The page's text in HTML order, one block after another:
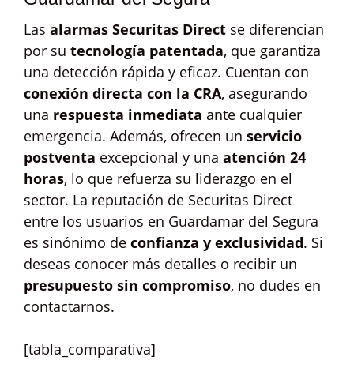
Las alarmas Securitas Direct se diferencian
por su tecnología patentada, que garantiza
una detección rápida y eficaz. Cuentan con
conexión directa con la CRA, asegurando
una respuesta inmediata ante cualquier
emergencia. Además, ofrecen un servicio
postventa excepcional y una atención 24
horas, lo que refuerza su liderazgo en el
sector. La reputación de Securitas Direct
entre los usuarios en Guardamar del Segura
es sinónimo de confianza y exclusividad. Si
deseas conocer más detalles o recibir un
presupuesto sin compromiso, no dudes en
contactarnos.
[tabla_comparativa]